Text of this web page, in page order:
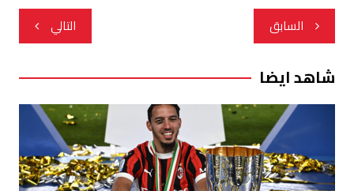
تصفّح
المقالات
السابق التالي
شاهد ايضا